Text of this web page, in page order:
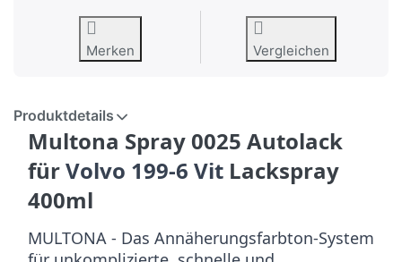
Merken Vergleichen
Produktdetails
Multona Spray 0025 Autolack
fürVolvo 199-6 Vit Lackspray
400ml
MULTONA - Das Annäherungsfarbton-System